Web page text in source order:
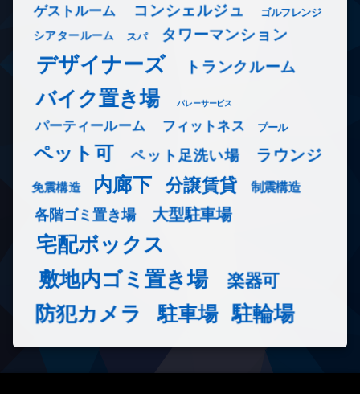
ゲストルーム コンシェルジュ ゴルフレンジ
シアタールーム スパ タワーマンション
デザイナーズ トランクルーム
バイク置き場 バレーサービス
パーティールーム フィットネス プール
ペット可 ペット足洗い場 ラウンジ
免震構造 内廊下 分譲賃貸 制震構造
各階ゴミ置き場 大型駐車場
宅配ボックス
敷地内ゴミ置き場
楽器可
防犯カメラ 駐車場 駐輪場